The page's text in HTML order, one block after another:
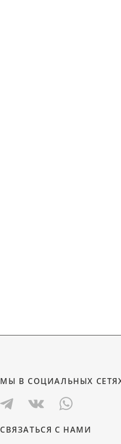
МЫ В СОЦИАЛЬНЫХ
СВЯЗАТЬСЯ С НАМИ